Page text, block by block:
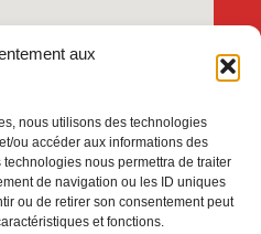
aux
nous utilisons des technologies
ou accéder aux informations des
nous permettra de traiter
de navigation ou les ID uniques
ou de retirer son consentement peut
et fonctions.